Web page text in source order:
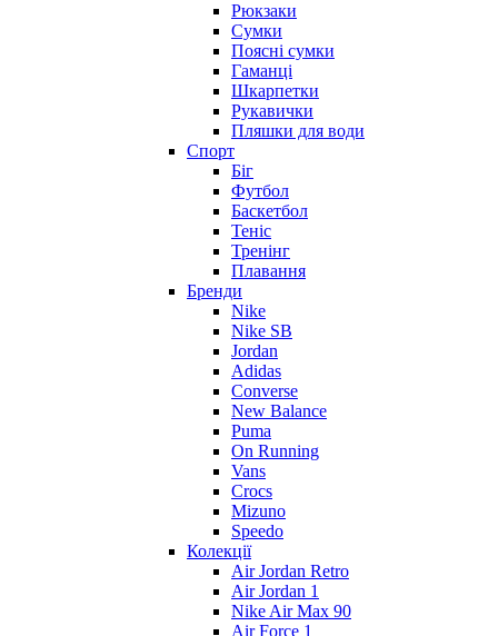
Рюкзаки
Сумки
Поясні сумки
Гаманці
Шкарпетки
Рукавички
Пляшки для води
Спорт
Біг
Футбол
Баскетбол
Теніс
Тренінг
Плавання
Бренди
Nike
Nike SB
Jordan
Adidas
Converse
New Balance
Puma
On Running
Vans
Crocs
Mizuno
Speedo
Колекції
Air Jordan Retro
Air Jordan 1
Nike Air Max 90
Air Force 1